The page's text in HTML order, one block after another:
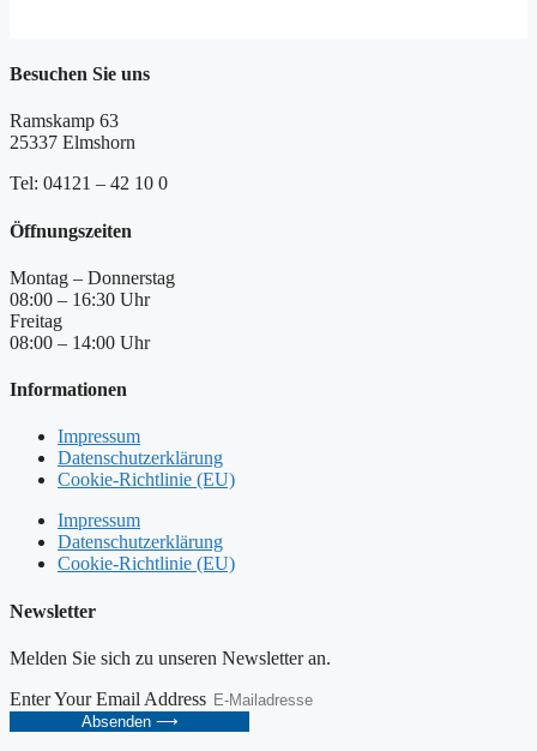
Besuchen Sie uns
Ramskamp 63
25337 Elmshorn
Tel: 04121 – 42 10 0
Öffnungszeiten
Montag – Donnerstag
08:00 – 16:30 Uhr
Freitag
08:00 – 14:00 Uhr
Informationen
Impressum
Datenschutzerklärung
Cookie-Richtlinie (EU)
Impressum
Datenschutzerklärung
Cookie-Richtlinie (EU)
Newsletter
Melden Sie sich zu unseren Newsletter an.
Enter Your Email Address
Absenden ⟶